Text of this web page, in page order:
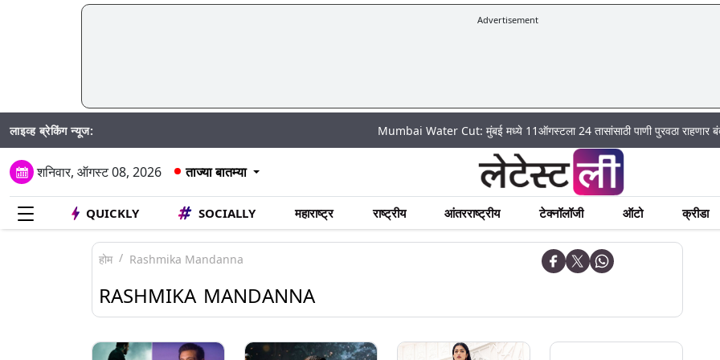
Advertisement
लाइव्ह ब्रेकिंग न्यूज: Mumbai Water Cut: मुंबई मध्ये 11ऑगस्टला 24 तासांसाठी पाणी पुरवठा राहणार बंद; पहा कुठे
शनिवार, ऑगस्ट 08, 2026 ताज्या बातम्या
QUICKLY SOCIALLY महाराष्ट्र राष्ट्रीय आंतरराष्ट्रीय टेक्नॉलॉजी ऑटो क्रीडा
होम Rashmika Mandanna
RASHMIKA MANDANNA